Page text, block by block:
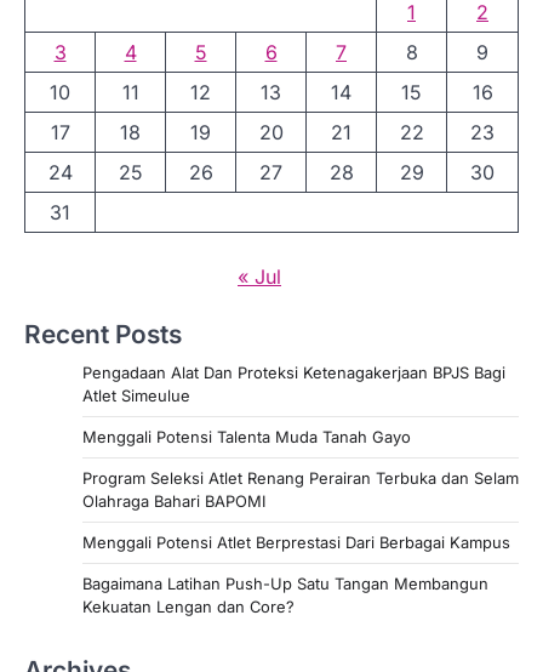
1
2
3
4 5 6 7 8
9
10
11 12 13 14 15
16
17
18 19 20 21 22
23
24
25 26 27 28 29
30
31
« Jul
Recent Posts
Pengadaan Alat Dan Proteksi Ketenagakerjaan BPJS Bagi
Atlet Simeulue
Menggali Potensi Talenta Muda Tanah Gayo
Program Seleksi Atlet Renang Perairan Terbuka dan Selam
Olahraga Bahari BAPOMI
Menggali Potensi Atlet Berprestasi Dari Berbagai Kampus
Bagaimana Latihan Push-Up Satu Tangan Membangun
Kekuatan Lengan dan Core?